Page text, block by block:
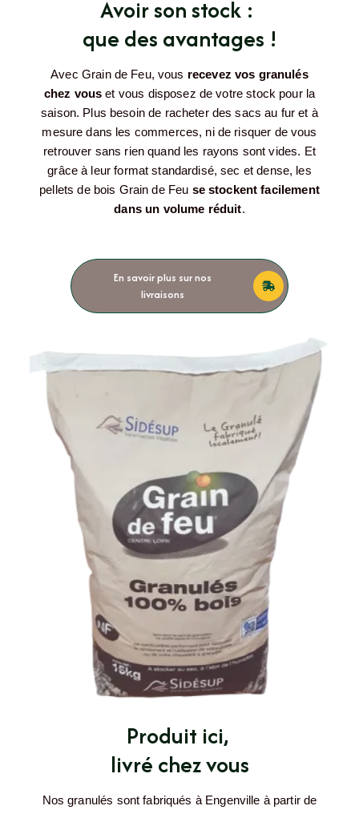
Avoir son stock :
que des avantages !
Avec Grain de Feu, vous recevez vos granulés
chez vous et vous disposez de votre stock pour la
saison. Plus besoin de racheter des sacs au fur et à
mesure dans les commerces, ni de risquer de vous
retrouver sans rien quand les rayons sont vides. Et
grâce à leur format standardisé, sec et dense, les
pellets de bois Grain de Feu se stockent facilement
dans un volume réduit.
En savoir plus sur nos
livraisons
Produit ici,
livré chez vous
Nos granulés sont fabriqués à Engenville à partir de